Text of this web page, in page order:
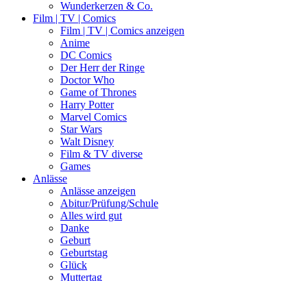
Wunderkerzen & Co.
Film | TV | Comics
Film | TV | Comics anzeigen
Anime
DC Comics
Der Herr der Ringe
Doctor Who
Game of Thrones
Harry Potter
Marvel Comics
Star Wars
Walt Disney
Film & TV diverse
Games
Anlässe
Anlässe anzeigen
Abitur/Prüfung/Schule
Alles wird gut
Danke
Geburt
Geburtstag
Glück
Muttertag